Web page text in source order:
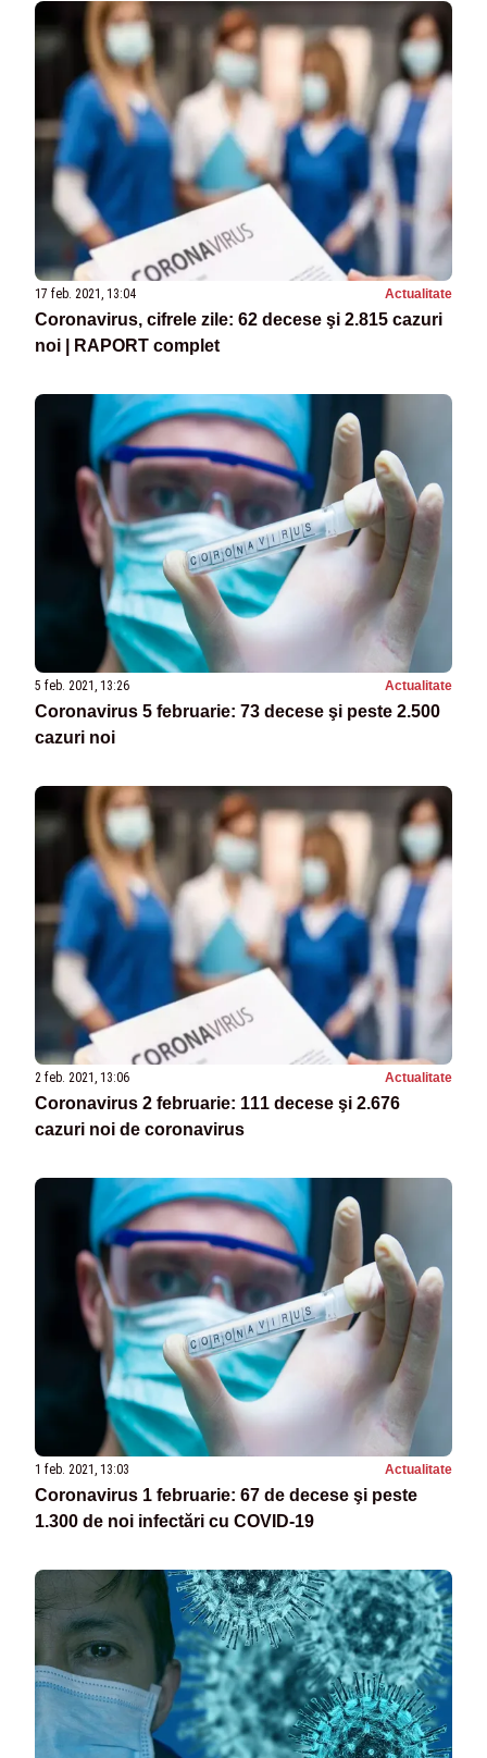
17 feb. 2021, 13:04 Actualitate
Coronavirus, cifrele zile: 62 decese şi 2.815 cazuri
noi | RAPORT complet
5 feb. 2021, 13:26 Actualitate
Coronavirus 5 februarie: 73 decese şi peste 2.500
cazuri noi
2 feb. 2021, 13:06 Actualitate
Coronavirus 2 februarie: 111 decese şi 2.676
cazuri noi de coronavirus
1 feb. 2021, 13:03 Actualitate
Coronavirus 1 februarie: 67 de decese şi peste
1.300 de noi infectări cu COVID-19